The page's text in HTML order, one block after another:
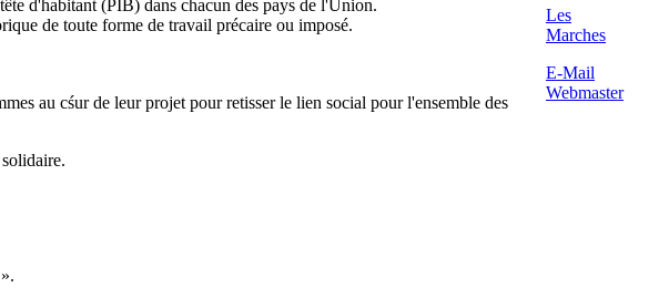
d'habitant (PIB) dans chacun des pays de l'Union.
de toute forme de travail précaire ou imposé.
au cśur de leur projet pour retisser le lien social pour l'ensemble des
Les
Marches
E-Mail
Webmaster